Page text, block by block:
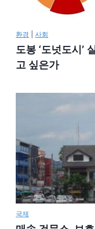
환경 |사회
도봉 ‘도넛도시’
고 싶은가
국제